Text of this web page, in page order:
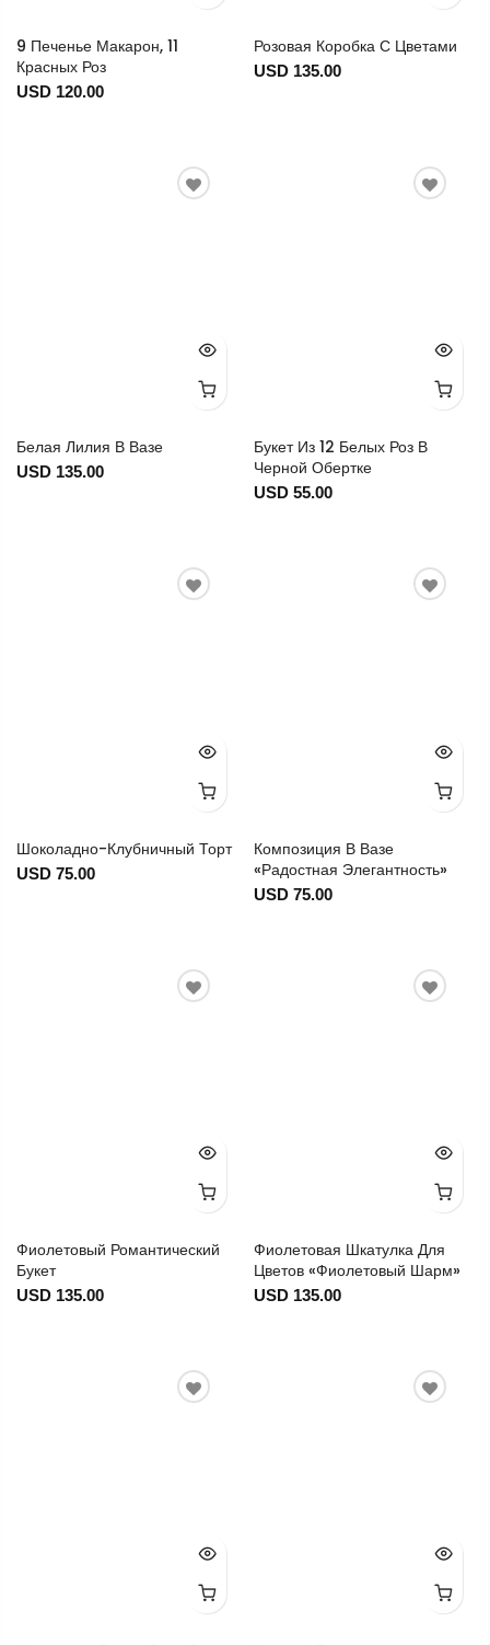
9 Печенье Макарон, 11
Красных Роз
USD 120.00
Розовая Коробка С Цветами
USD 135.00
Белая Лилия В Вазе
USD 135.00
Букет Из 12 Белых Роз В
Черной Обертке
USD 55.00
Шоколадно-Клубничный Торт
USD 75.00
Композиция В Вазе
«Радостная Элегантность»
USD 75.00
Фиолетовый Романтический
Букет
USD 135.00
Фиолетовая Шкатулка Для
Цветов «Фиолетовый Шарм»
USD 135.00